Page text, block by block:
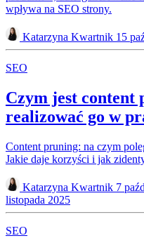
wpływa na SEO strony.
Katarzyna Kwartnik 15
SEO
Czym jest
realizować go w
Content pruning: na czym
Jakie daje korzyści i jak
Katarzyna Kwartnik 7
listopada 2025
SEO